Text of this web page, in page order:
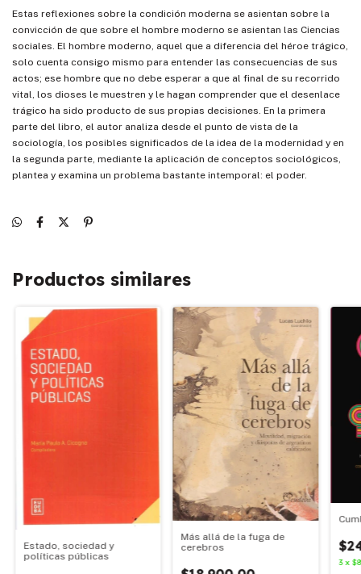
Estas reflexiones sobre la condición moderna se asientan sobre la
convicción de que sobre el hombre moderno se asientan las Ciencias
sociales. El hombre moderno, aquel que a diferencia del héroe trágico,
solo cuenta consigo mismo para entender las consecuencias de sus
actos; ese hombre que no debe esperar a que al final de su recorrido
vital, los dioses le muestren y le hagan comprender que el desenlace
trágico ha sido producto de sus propias decisiones. En la primera
parte del libro, el autor analiza desde el punto de vista de la
sociología, los posibles significados de la idea de la modernidad y en
la segunda parte, mediante la aplicación de conceptos sociológicos,
plantea y examina un problema bastante intemporal: el poder.
Productos similares
Estado, sociedad y
políticas públicas
Más allá de la fuga de
cerebros
3 x